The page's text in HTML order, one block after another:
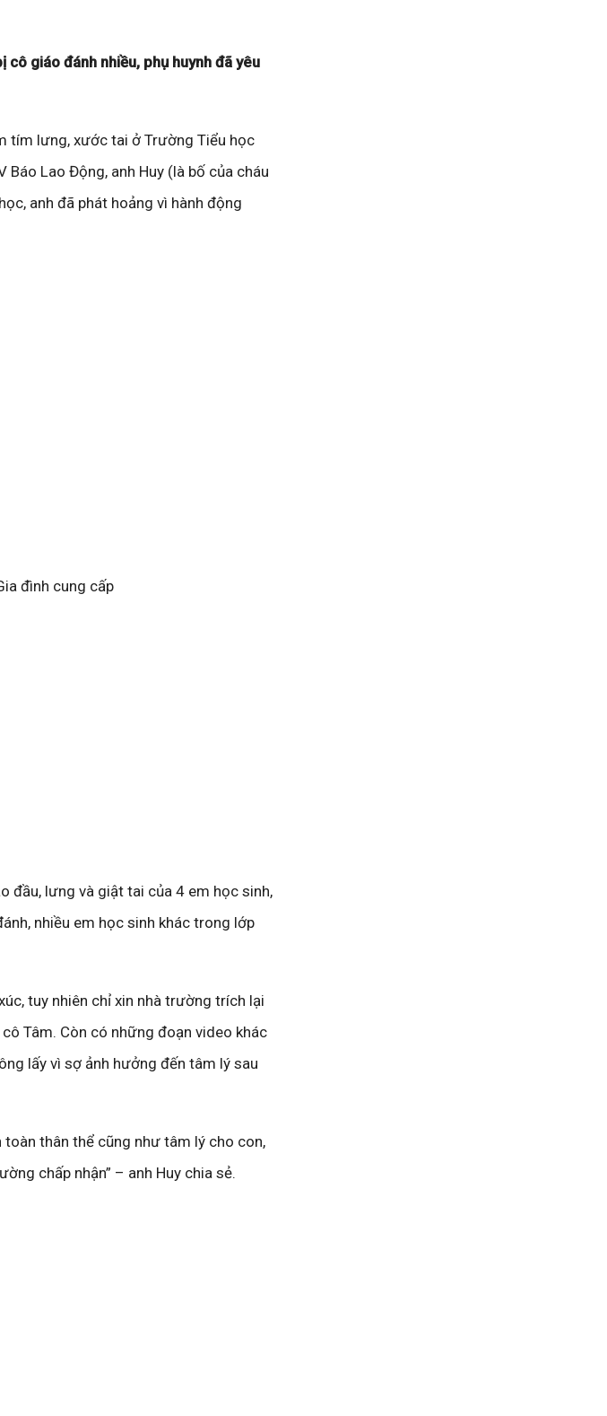
giáo đánh nhiều, phụ huynh đã yêu
tím lưng, xước tai ở Trường Tiểu học
Báo Lao Động, anh Huy (là bố của cháu
anh đã phát hoảng vì hành động
đình cung cấp
đầu, lưng và giật tai của 4 em học sinh,
nhiều em học sinh khác trong lớp
tuy nhiên chỉ xin nhà trường trích lại
Tâm. Còn có những đoạn video khác
lấy vì sợ ảnh hưởng đến tâm lý sau
toàn thân thể cũng như tâm lý cho con,
chấp nhận” – anh Huy chia sẻ.